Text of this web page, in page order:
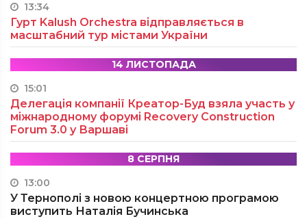
13:34
Гурт Kalush Orchestra відправляється в
масштабний тур містами України
14 ЛИСТОПАДА
15:01
Делегація компанії Креатор-Буд взяла участь у
міжнародному форумі Recovery Construction
Forum 3.0 у Варшаві
8 СЕРПНЯ
13:00
У Тернополі з новою концертною програмою
виступить Наталія Бучинська